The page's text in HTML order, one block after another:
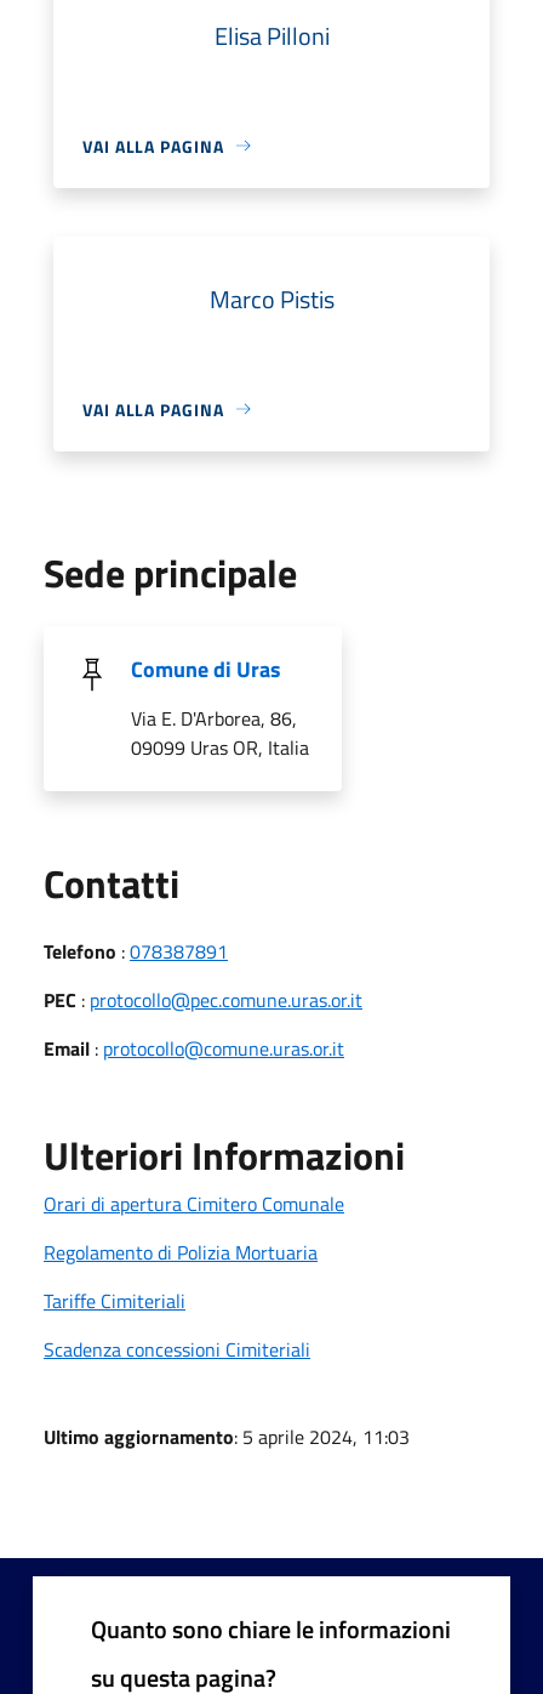
Elisa Pilloni
VAI ALLA PAGINA
Marco Pistis
VAI ALLA PAGINA
Sede principale
Comune di Uras
Via E. D'Arborea, 86,
09099 Uras OR, Italia
Contatti
Telefono :078387891
PEC : protocollo@pec.comune.uras.or.it
Email : protocollo@comune.uras.or.it
Ulteriori Informazioni
Orari di apertura Cimitero Comunale
Regolamento di Polizia Mortuaria
Tariffe Cimiteriali
Scadenza concessioni Cimiteriali
Ultimo aggiornamento: 5 aprile 2024, 11:03
Quanto sono chiare le informazioni
su questa pagina?